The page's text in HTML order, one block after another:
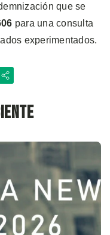
que se
para una consulta
experimentados.
Share